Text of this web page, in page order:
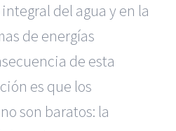
del agua y en la
de energías
de esta
es que los
son baratos: la